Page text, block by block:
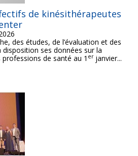
de kinésithérapeutes
des études, de l’évaluation et des
ses données sur la
de santé au 1 erjanvier...